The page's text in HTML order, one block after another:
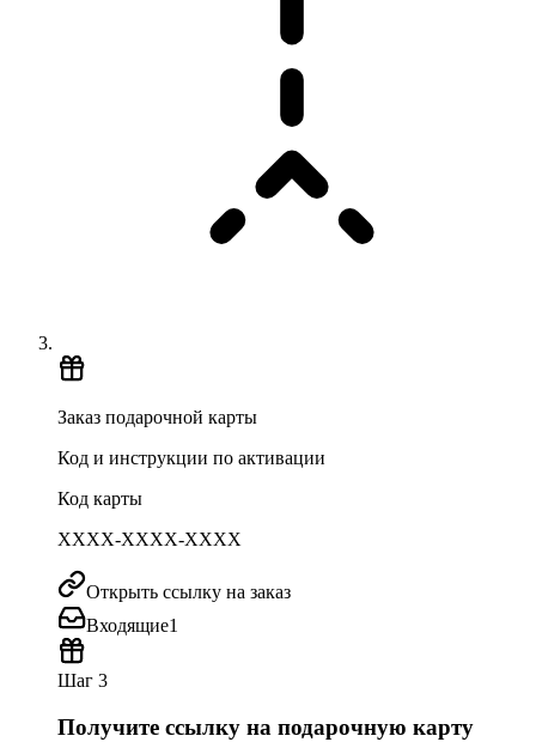
Заказ подарочной карты
Код и инструкции по активации
Код карты
XXXX-XXXX-XXXX
Открыть ссылку на заказ
Входящие1
Шаг 3
Получите ссылку на подарочную карту